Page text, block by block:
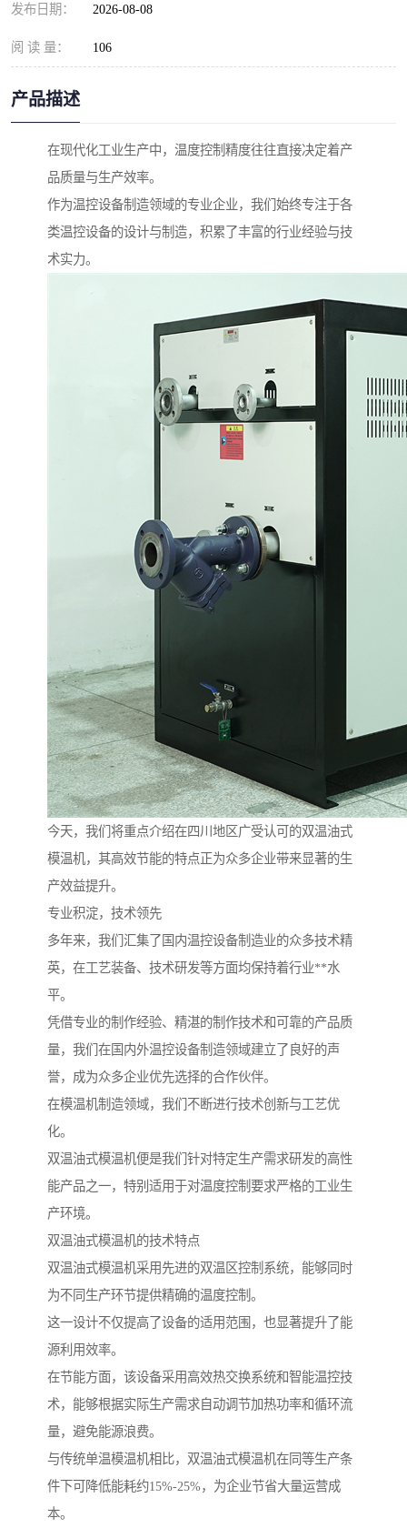
发布日期： 2026-08-08
阅 读 量： 106
产品描述
在现代化工业生产中，温度控制精度往往直接决定着产
品质量与生产效率。
作为温控设备制造领域的专业企业，我们始终专注于各
类温控设备的设计与制造，积累了丰富的行业经验与技
术实力。
今天，我们将重点介绍在四川地区广受认可的双温油式
模温机，其高效节能的特点正为众多企业带来显著的生
产效益提升。
专业积淀，技术领先
多年来，我们汇集了国内温控设备制造业的众多技术精
英，在工艺装备、技术研发等方面均保持着行业**水
平。
凭借专业的制作经验、精湛的制作技术和可靠的产品质
量，我们在国内外温控设备制造领域建立了良好的声
誉，成为众多企业优先选择的合作伙伴。
在模温机制造领域，我们不断进行技术创新与工艺优
化。
双温油式模温机便是我们针对特定生产需求研发的高性
能产品之一，特别适用于对温度控制要求严格的工业生
产环境。
双温油式模温机的技术特点
双温油式模温机采用先进的双温区控制系统，能够同时
为不同生产环节提供精确的温度控制。
这一设计不仅提高了设备的适用范围，也显著提升了能
源利用效率。
在节能方面，该设备采用高效热交换系统和智能温控技
术，能够根据实际生产需求自动调节加热功率和循环流
量，避免能源浪费。
与传统单温模温机相比，双温油式模温机在同等生产条
件下可降低能耗约15%-25%，为企业节省大量运营成
本。